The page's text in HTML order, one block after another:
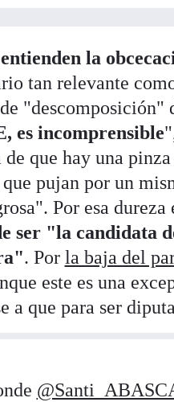
la
tan relevante
"descomposición"
es incomprensible
de que hay una
pujan por un
Por esa dureza
ser "la candidata
. Por la baja del
este es una
a que para ser